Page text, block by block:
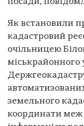
Як встановили
кадастровий
очільницею
міськрайонного
земельного
координати меж